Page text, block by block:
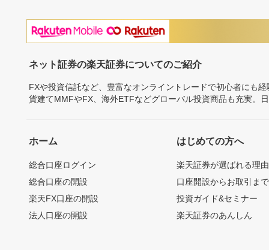
ネット証券の楽天証券についてのご紹介
FXや投資信託など、豊富なオンライントレードで初心者にも
貨建てMMFやFX、海外ETFなどグローバル投資商品も充実。
ホーム
総合口座ログイン
総合口座の開設
楽天FX口座の開設
法人口座の開設
はじめての方へ
楽天証券が選ばれる理由
口座開設からお取引ま
投資ガイド&セミナー
楽天証券のあんしん